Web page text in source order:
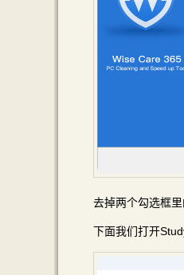
去掉两个勾选框里
下面我们打开